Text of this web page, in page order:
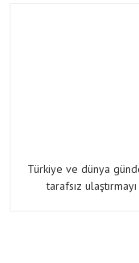
Türkiye ve dünya
tarafsız